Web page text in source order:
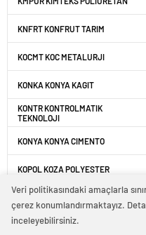
KNFRT KONFRUT TARIM
KOCMT KOC METALURJI
KONKA KONYA KAGIT
KONTR KONTROLMATIK
TEKNOLOJI
KONYA KONYA CIMENTO
KOPOL KOZA POLYESTER
KORDS KORDSA TEKNIK TEKSTIL
KOTON KOTON MAGAZACILIK
Veri politikasındaki amaçlarla
çerez konumlandırmaktayız.
inceleyebilirsiniz.